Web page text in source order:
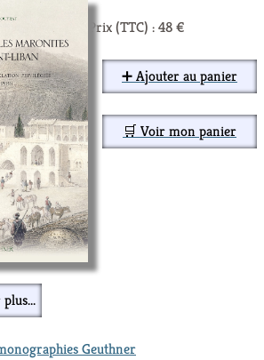
Prix (TTC) : 48 €
➕ Ajouter au panier
🛒 Voir mon panier
Geuthner